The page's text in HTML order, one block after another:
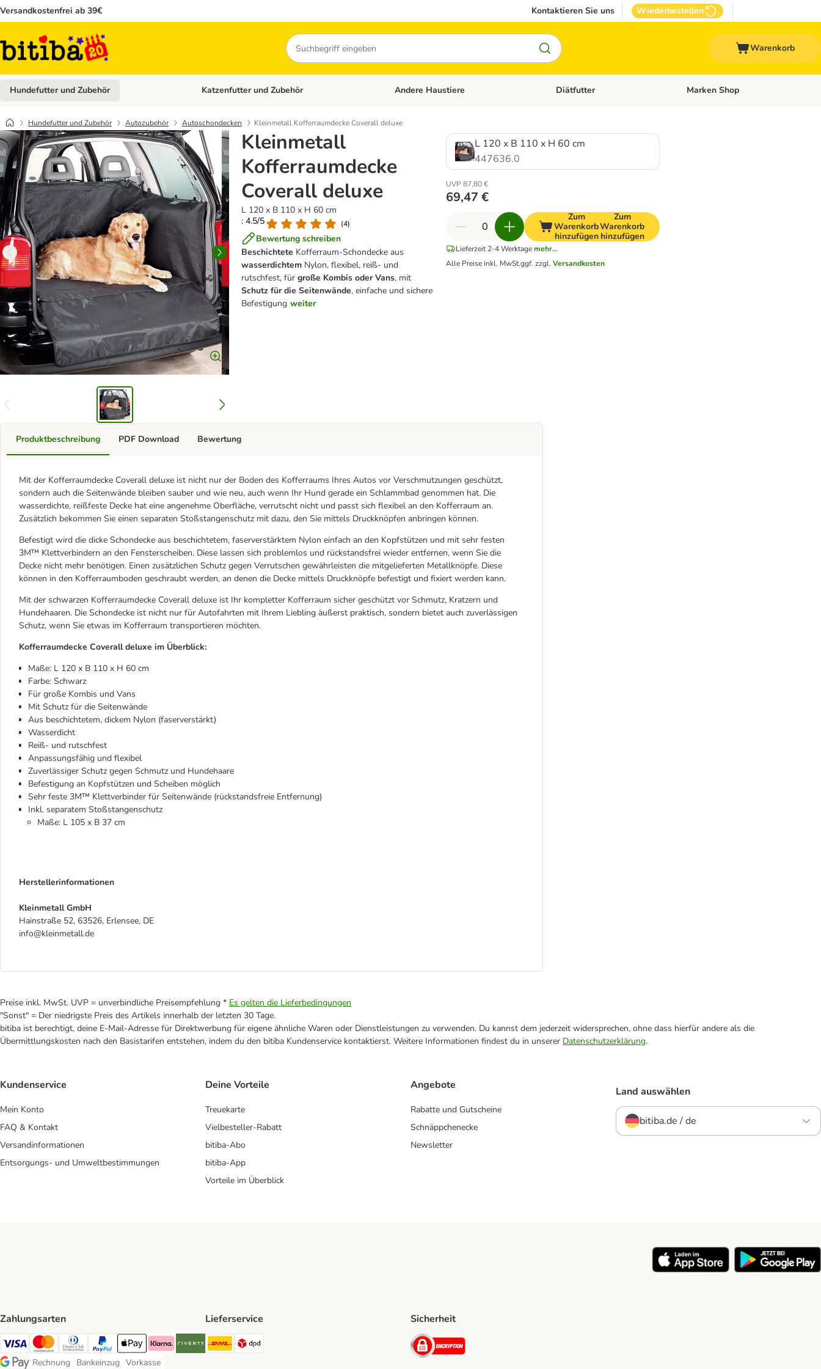
Versandkostenfrei ab 39€ Kontaktieren Sie uns Wiederbestellen
Suchen
Warenkorb
Hundefutter und Zubehör Kategorie-Menü öffnen: Hundefutter und Zubehör
Katzenfutter und Zubehör Kategorie-Menü öffnen: Katzenfutter und Zubehör
Andere Haustiere Kategorie-Menü öffnen: Andere Haustiere
Diätfutter Kategorie-Menü öffnen: Diätfutter
Marken Shop
Hundefutter und Zubehör Autozubehör Autoschondecken Kleinmetall Kofferraumdecke Coverall deluxe
Kleinmetall
Kofferraumdecke
Coverall deluxe
L 120 x B 110 x H 60 cm
: 4.5/5
(4)
Bewertung schreiben
Beschichtete Kofferraum-Schondecke aus
wasserdichtem Nylon, flexibel, reiß- und
rutschfest, fürgroße Kombis oder Vans, mit
Schutz für die Seitenwände, einfache und sichere
Befestigung weiter
L 120 x B 110 x H 60 cm
447636.0
UVP 87,80 €
69,47 €
Zum
Warenkorb
hinzufügen
Zum
Warenkorb
hinzufügen
Lieferzeit 2-4 Werktage mehr...
Alle Preise inkl. MwSt.ggf. zzgl.Versandkosten
Produktbeschreibung
Mit der Kofferraumdecke Coverall deluxe ist nicht nur der Boden des Kofferraums Ihres Autos vor Verschmutzungen geschützt,
sondern auch die Seitenwände bleiben sauber und wie neu, auch wenn Ihr Hund gerade ein Schlammbad genommen hat. Die
wasserdichte, reißfeste Decke hat eine angenehme Oberfläche, verrutscht nicht und passt sich flexibel an den Kofferraum an.
Zusätzlich bekommen Sie einen separaten Stoßstangenschutz mit dazu, den Sie mittels Druckknöpfen anbringen können.
Befestigt wird die dicke Schondecke aus beschichtetem, faserverstärktem Nylon einfach an den Kopfstützen und mit sehr festen
3M™ Klettverbindern an den Fensterscheiben. Diese lassen sich problemlos und rückstandsfrei wieder entfernen, wenn Sie die
Decke nicht mehr benötigen. Einen zusätzlichen Schutz gegen Verrutschen gewährleisten die mitgelieferten Metallknöpfe. Diese
können in den Kofferraumboden geschraubt werden, an denen die Decke mittels Druckknöpfe befestigt und fixiert werden kann.
Mit der schwarzen Kofferraumdecke Coverall deluxe ist Ihr kompletter Kofferraum sicher geschützt vor Schmutz, Kratzern und
Hundehaaren. Die Schondecke ist nicht nur für Autofahrten mit Ihrem Liebling äußerst praktisch, sondern bietet auch zuverlässigen
Schutz, wenn Sie etwas im Kofferraum transportieren möchten.
Kofferraumdecke Coverall deluxe im Überblick:
Maße: L 120 x B 110 x H 60 cm
Farbe: Schwarz
Für große Kombis und Vans
Mit Schutz für die Seitenwände
Aus beschichtetem, dickem Nylon (faserverstärkt)
Wasserdicht
Reiß- und rutschfest
Anpassungsfähig und flexibel
Zuverlässiger Schutz gegen Schmutz und Hundehaare
Befestigung an Kopfstützen und Scheiben möglich
Sehr feste 3M™ Klettverbinder für Seitenwände (rückstandsfreie Entfernung)
Inkl. separatem Stoßstangenschutz
Maße: L 105 x B 37 cm
Herstellerinformationen
Kleinmetall GmbH
Hainstraße 52, 63526, Erlensee, DE
info@kleinmetall.de
PDF Download Bewertung
Preise inkl. MwSt. UVP = unverbindliche Preisempfehlung * Es gelten die Lieferbedingungen
"Sonst" = Der niedrigste Preis des Artikels innerhalb der letzten 30 Tage.
bitiba ist berechtigt, deine E-Mail-Adresse für Direktwerbung für eigene ähnliche Waren oder Dienstleistungen zu verwenden. Du kannst dem jederzeit widersprechen, ohne dass hierfür andere als die
Übermittlungskosten nach den Basistarifen entstehen, indem du den bitiba Kundenservice kontaktierst. Weitere Informationen findest du in unserer Datenschutzerklärung.
Kundenservice
Mein Konto
FAQ & Kontakt
Versandinformationen
Entsorgungs- und Umweltbestimmungen
Deine Vorteile
Treuekarte
Vielbesteller-Rabatt
bitiba-Abo
bitiba-App
Vorteile im Überblick
Angebote
Rabatte und Gutscheine
Schnäppchenecke
Newsletter
Land auswählen
bitiba.de / de
Zahlungsarten
Visa Payment Method
Mastercard Payment Method
Diners Club Payment Method
PayPal Payment Method
Apple Pay Payment Method
Klarna Payment Method
Riverty Payment Method
Rechnung Bankeinzug Vorkasse
Lieferservice
DHL Shipping Method
Sicherheit
Security